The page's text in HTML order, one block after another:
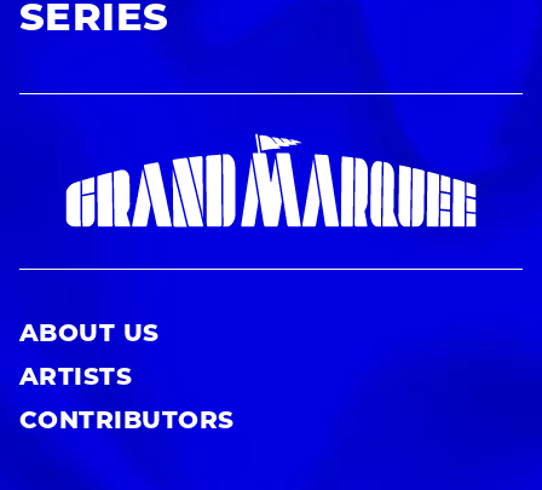
SERIES
ABOUT US
ARTISTS
CONTRIBUTORS